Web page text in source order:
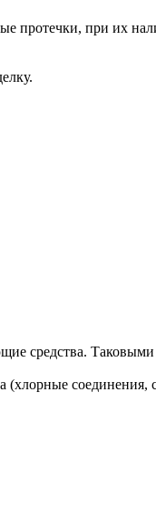
протечки, при их
средства.
(хлорные